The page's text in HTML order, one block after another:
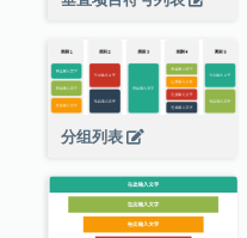
分组列表